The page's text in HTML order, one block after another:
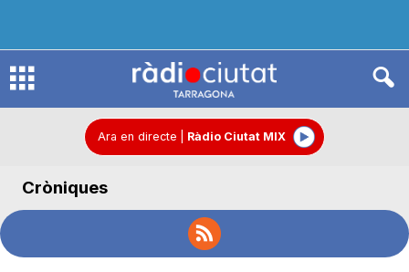
R
d
Ara en directe Ràdio Ciutat MIX
Cròniques